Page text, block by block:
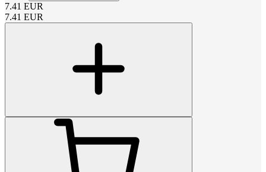
7.41 EUR
7.41 EUR